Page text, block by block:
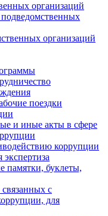
организаций
организаций
поездки
и иные акты в сфере
коррупции
памятки, буклеты,
с
для